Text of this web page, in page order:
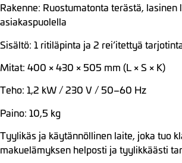
Rakenne: Ruostumatonta terästä, lasinen
asiakaspuolella
Sisältö: 1 ritiläpinta ja 2 rei’itettyä
Mitat: 400 × 430 × 505 mm (L × S × K)
Teho: 1,2 kW / 230 V / 50–60 Hz
Paino: 10,5 kg
Tyylikäs ja käytännöllinen laite, joka tuo
makuelämyksen helposti ja tyylikkäästi